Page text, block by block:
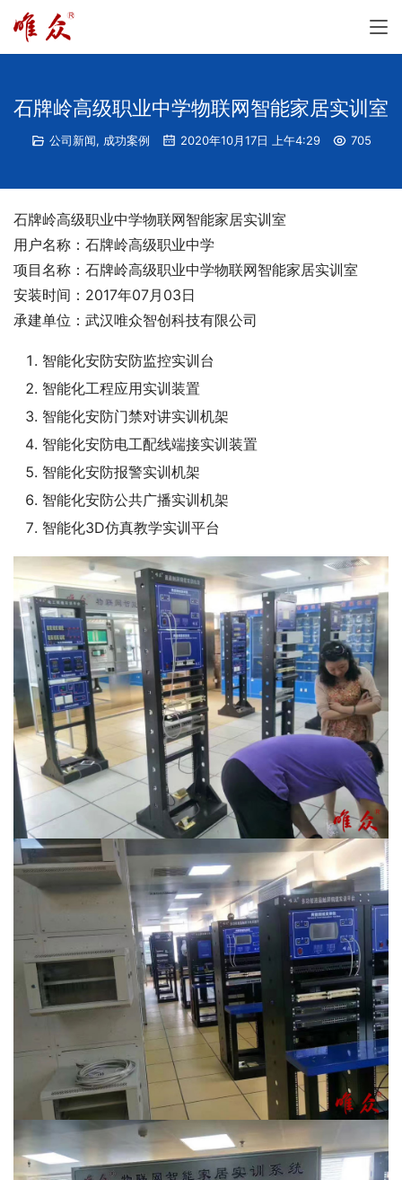
石牌岭高级职业中学物联网智能家居实训室
公司新闻, 成功案例 2020年10月17日 上午4:29 705
石牌岭高级职业中学物联网智能家居实训室
用户名称：石牌岭高级职业中学
项目名称：石牌岭高级职业中学物联网智能家居实训室
安装时间：2017年07月03日
承建单位：武汉唯众智创科技有限公司
智能化安防安防监控实训台
智能化工程应用实训装置
智能化安防门禁对讲实训机架
智能化安防电工配线端接实训装置
智能化安防报警实训机架
智能化安防公共广播实训机架
智能化3D仿真教学实训平台